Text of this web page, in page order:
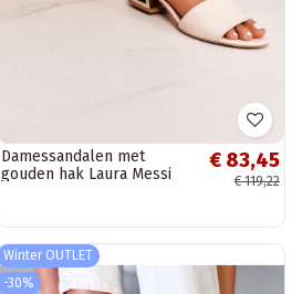
Damessandalen met
gouden hak Laura Messi
€ 83,45
€ 119,22
Winter OUTLET
-30%